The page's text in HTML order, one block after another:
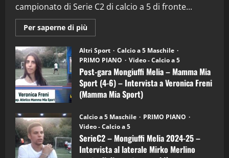
campionato di Serie C2 di calcio a 5 di fronte...
Per saperne di più
informazioni
Post-
gara
Mongiuffi
Melia
–
Mamma
Mia
Sport
6)
–
Intervista
a
mister
Arturo
Carciotto
Altri Sport
Calcio a 5 Maschile
PRIMO PIANO
Video - Calcio a 5
Post-gara Mongiuffi Melia – Mamma Mia
Sport (4-6) – Intervista a Veronica Freni
(Mamma Mia Sport)
Calcio a 5 Maschile
PRIMO PIANO
Video - Calcio a 5
SerieC2 – Mongiuffi Melia 2024-25 –
Intervista al laterale Mirko Merlino
2 28/04/2026
3
"SportEmpire" in Podcast
“SportEmpire” in Podcast: 28^ Puntata
(Martedi 21 Aprile 2026)
21/04/2026
4
“SportEmpire” in Podcast: 27^ Puntata
(Martedi 14 Aprile 2026)
15/04/2026